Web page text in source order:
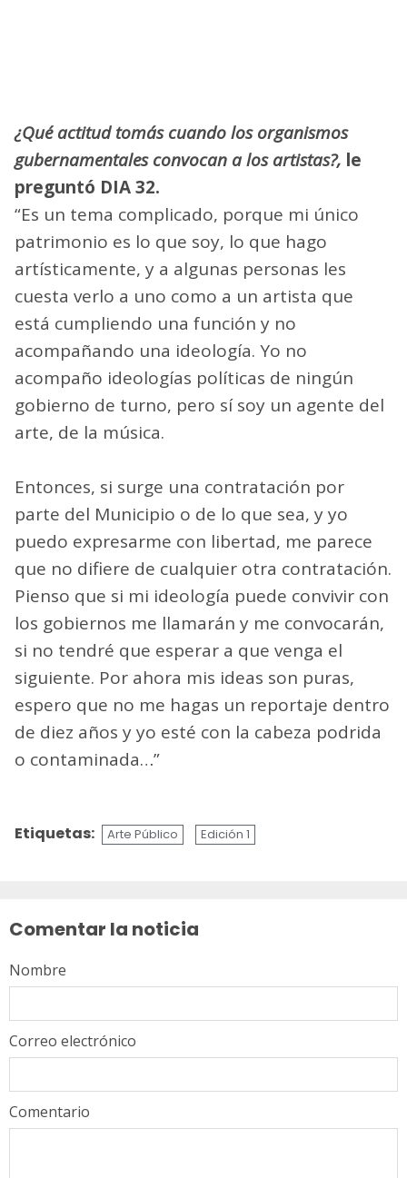
¿Qué actitud tomás cuando los organismos
gubernamentales convocan a los artistas?, le
preguntó DIA 32.
“Es un tema complicado, porque mi único
patrimonio es lo que soy, lo que hago
artísticamente, y a algunas personas les
cuesta verlo a uno como a un artista que
está cumpliendo una función y no
acompañando una ideología. Yo no
acompaño ideologías políticas de ningún
gobierno de turno, pero sí soy un agente del
arte, de la música.
Entonces, si surge una contratación por
parte del Municipio o de lo que sea, y yo
puedo expresarme con libertad, me parece
que no difiere de cualquier otra contratación.
Pienso que si mi ideología puede convivir con
los gobiernos me llamarán y me convocarán,
si no tendré que esperar a que venga el
siguiente. Por ahora mis ideas son puras,
espero que no me hagas un reportaje dentro
de diez años y yo esté con la cabeza podrida
o contaminada…”
Etiquetas: Arte Público Edición 1
Comentar la noticia
Comentario
Nombre
Correo electrónico